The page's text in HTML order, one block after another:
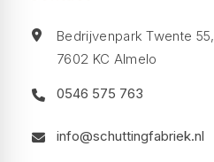
Bedrijvenpark Twente 55,
7602 KC Almelo
0546 575 763
info@schuttingfabriek.nl